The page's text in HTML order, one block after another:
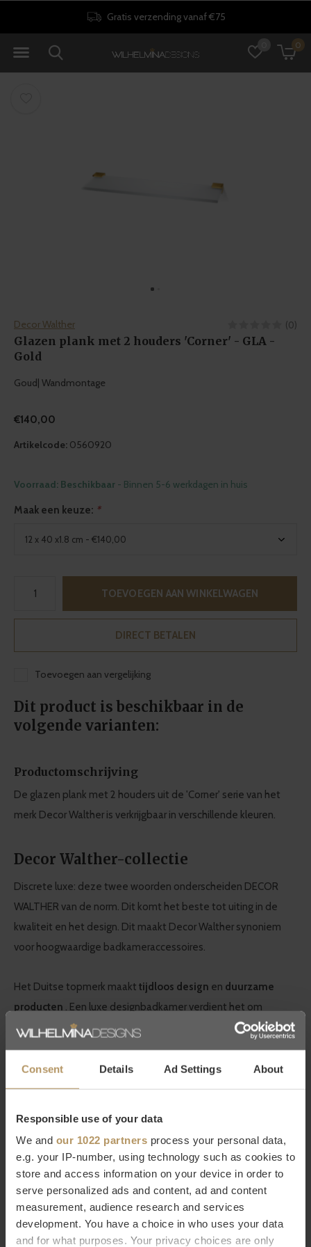
Consent Details Ad Settings About
Responsible use of your data
We and our 1022 partners process your personal data,
e.g. your IP-number, using technology such as cookies to
store and access information on your device in order to
serve personalized ads and content, ad and content
measurement, audience research and services
development. You have a choice in who uses your data
and for what purposes. Your privacy choices are only
0
Gratis verzending vanaf €75
Decor Walther (0)
Glazen plank met 2 houders 'Corner' - GLA -
Gold
Goud| Wandmontage
€140,00
Artikelcode: 0560920
Voorraad: Beschikbaar - Binnen 5-6 werkdagen in huis
Maak een keuze: *
TOEVOEGEN AAN WINKELWAGEN
DIRECT BETALEN
Toevoegen aan vergelijking
Dit product is beschikbaar in de
volgende varianten:
Productomschrijving
De glazen plank met 2 houders uit de 'Corner' serie van het
merk Decor Walther is verkrijgbaar in verschillende kleuren.
Decor Walther-collectie
Discrete luxe: deze twee woorden onderscheiden DECOR
WALTHER van de norm. Dit komt het beste tot uiting in de
kwaliteit en het design. Dit maakt Decor Walther synoniem
voor hoogwaardige badkameraccessoires.
Het Duitse topmerk maakt tijdloos design en duurzame
producten . Een luxe designbadkamer verdient het om
ingericht te worden met de mooiste accessoires van hoge
kwaliteit. Je ziet het, je voelt het.
Bestel Decor Walther online
Wilt u meer weten over Decor Walther of bent u op zoek naar
een product dat niet op onze website staat? Neem dan
contact op met onzeklantenservice(livechat, e-mail of
telefoon). Natuurlijk kunt u ookdirect bestellen, het duurt
slechts 2 minuten. Niet helemaal tevreden met uw
aankoop? Bij WDS krijgt u 30 dagen bedenktijd.